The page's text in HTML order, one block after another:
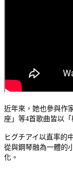
近年來，她也參與作
座」等4首歌曲皆以
ヒグチアイ以直率的
從與鋼琴融為一體的
化。